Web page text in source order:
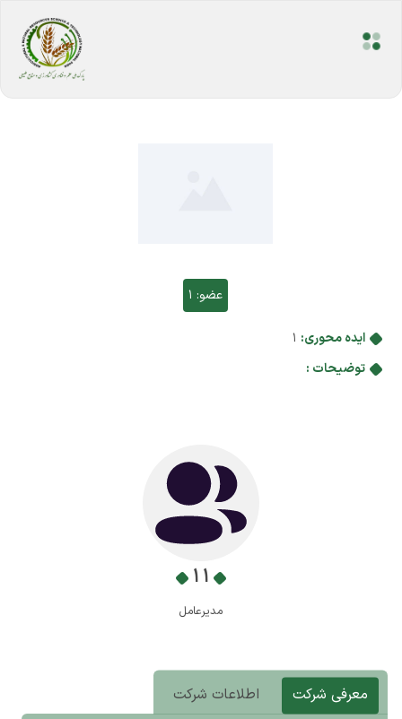
عضو: 1
ایده محوری: 1
توضیحات :
1 1
مدیرعامل
معرفی شرکت اطلاعات شرکت